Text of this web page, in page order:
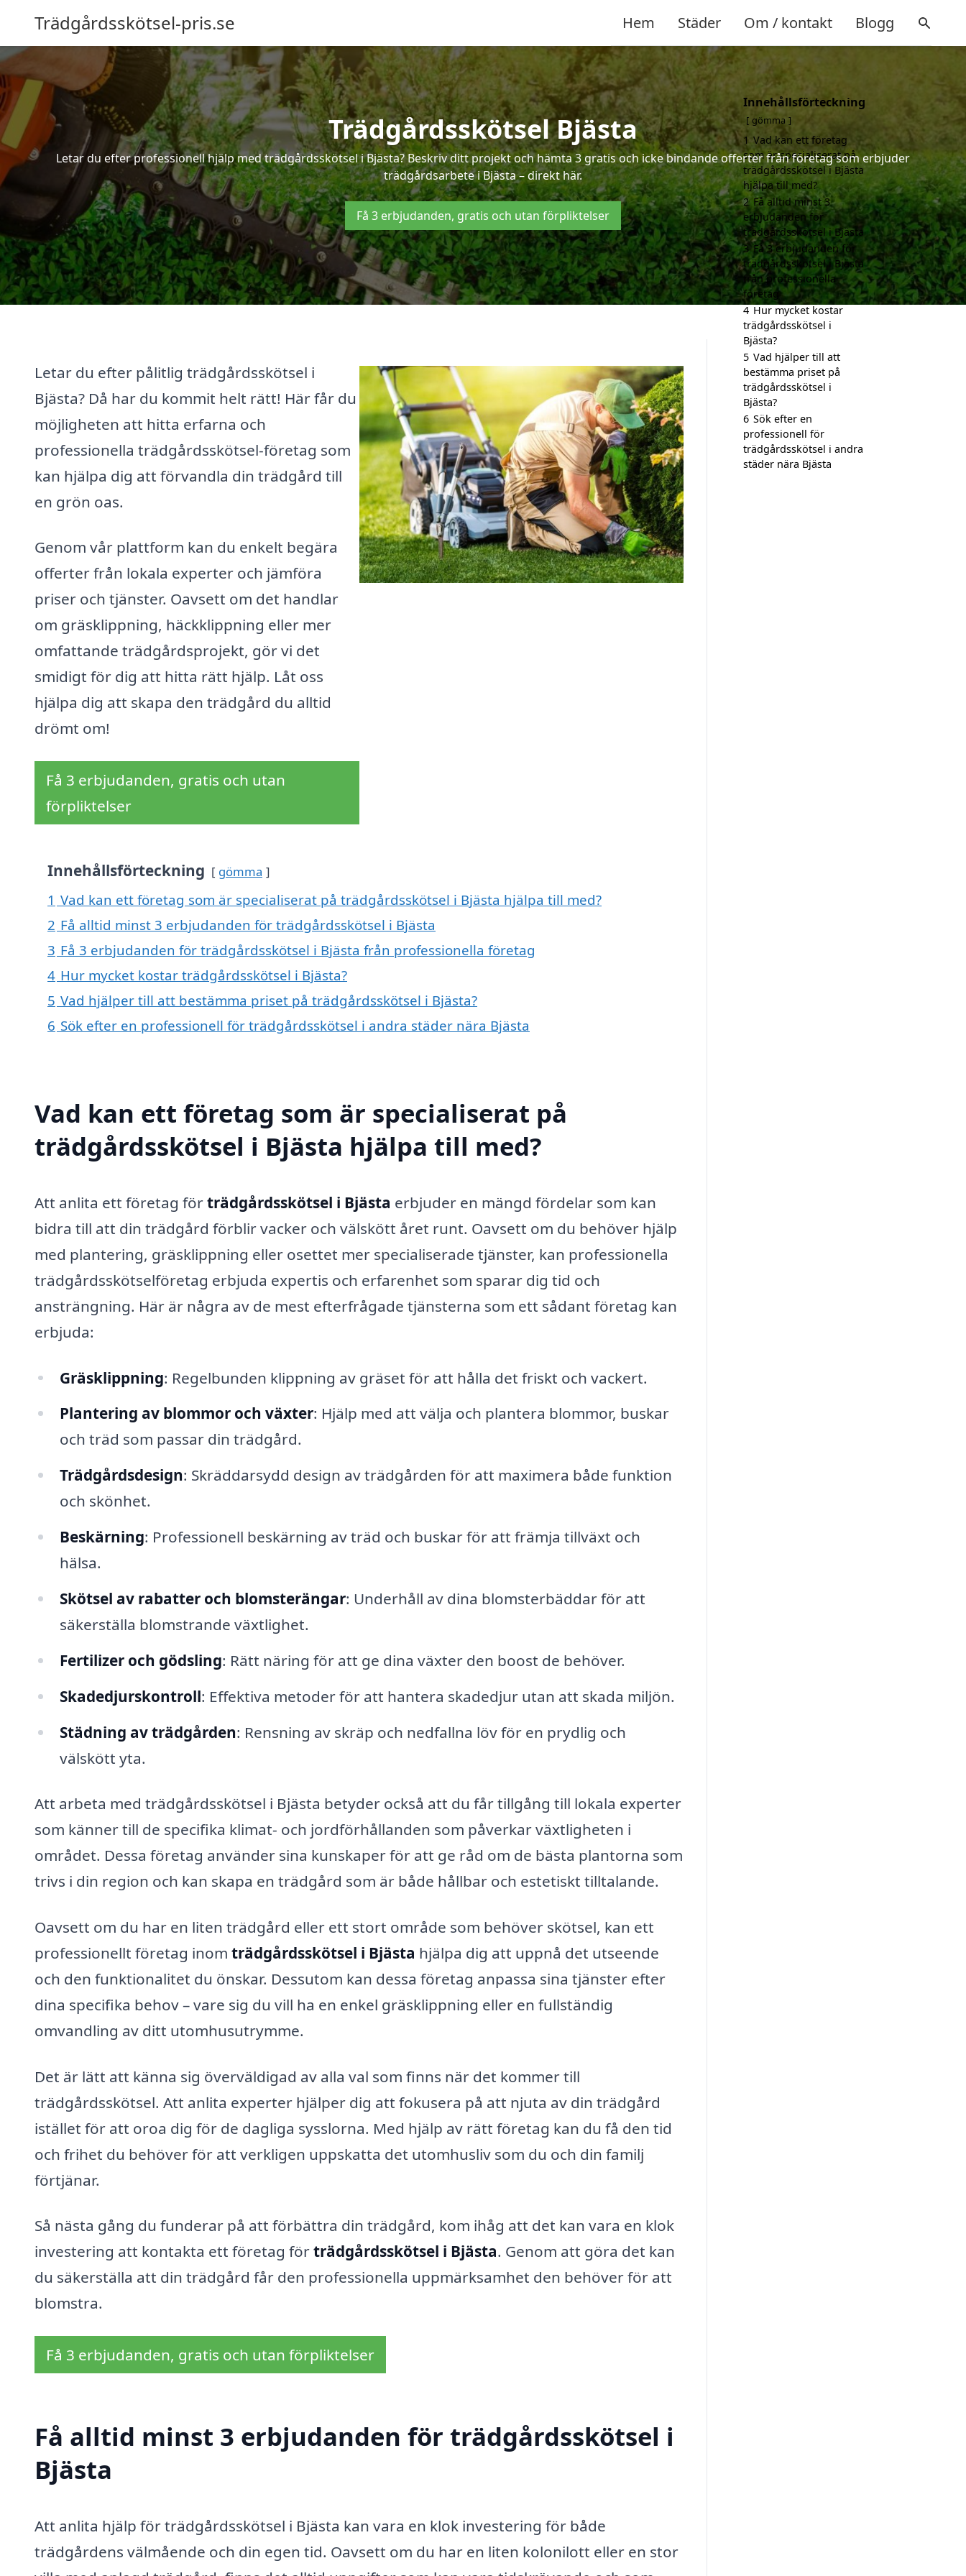
Trädgårdsskötsel-pris.se Hem Städer Om / kontakt Blogg
Trädgårdsskötsel Bjästa
Letar du efter professionell hjälp med trädgårdsskötsel i Bjästa? Beskriv ditt projekt och hämta 3 gratis och icke bindande offerter från företag som erbjuder
trädgårdsarbete i Bjästa – direkt här.
Få 3 erbjudanden, gratis och utan förpliktelser
Letar du efter pålitlig trädgårdsskötsel i
Bjästa? Då har du kommit helt rätt! Här får du
möjligheten att hitta erfarna och
professionella trädgårdsskötsel-företag som
kan hjälpa dig att förvandla din trädgård till
en grön oas.
Genom vår plattform kan du enkelt begära
offerter från lokala experter och jämföra
priser och tjänster. Oavsett om det handlar
om gräsklippning, häckklippning eller mer
omfattande trädgårdsprojekt, gör vi det
smidigt för dig att hitta rätt hjälp. Låt oss
hjälpa dig att skapa den trädgård du alltid
drömt om!
Få 3 erbjudanden, gratis och utan
förpliktelser
Innehållsförteckning gömma
1 Vad kan ett företag som är specialiserat på trädgårdsskötsel i Bjästa hjälpa till med?
2 Få alltid minst 3 erbjudanden för trädgårdsskötsel i Bjästa
3 Få 3 erbjudanden för trädgårdsskötsel i Bjästa från professionella företag
4 Hur mycket kostar trädgårdsskötsel i Bjästa?
5 Vad hjälper till att bestämma priset på trädgårdsskötsel i Bjästa?
6 Sök efter en professionell för trädgårdsskötsel i andra städer nära Bjästa
Vad kan ett företag som är specialiserat på
trädgårdsskötsel i Bjästa hjälpa till med?
Att anlita ett företag förträdgårdsskötsel i Bjästa erbjuder en mängd fördelar som kan
bidra till att din trädgård förblir vacker och välskött året runt. Oavsett om du behöver hjälp
med plantering, gräsklippning eller osettet mer specialiserade tjänster, kan professionella
trädgårdsskötselföretag erbjuda expertis och erfarenhet som sparar dig tid och
ansträngning. Här är några av de mest efterfrågade tjänsterna som ett sådant företag kan
erbjuda:
Gräsklippning: Regelbunden klippning av gräset för att hålla det friskt och vackert.
Plantering av blommor och växter: Hjälp med att välja och plantera blommor, buskar
och träd som passar din trädgård.
Trädgårdsdesign: Skräddarsydd design av trädgården för att maximera både funktion
och skönhet.
Beskärning: Professionell beskärning av träd och buskar för att främja tillväxt och
hälsa.
Skötsel av rabatter och blomsterängar: Underhåll av dina blomsterbäddar för att
säkerställa blomstrande växtlighet.
Fertilizer och gödsling: Rätt näring för att ge dina växter den boost de behöver.
Skadedjurskontroll: Effektiva metoder för att hantera skadedjur utan att skada miljön.
Städning av trädgården: Rensning av skräp och nedfallna löv för en prydlig och
välskött yta.
Att arbeta med trädgårdsskötsel i Bjästa betyder också att du får tillgång till lokala experter
som känner till de specifika klimat- och jordförhållanden som påverkar växtligheten i
området. Dessa företag använder sina kunskaper för att ge råd om de bästa plantorna som
trivs i din region och kan skapa en trädgård som är både hållbar och estetiskt tilltalande.
Oavsett om du har en liten trädgård eller ett stort område som behöver skötsel, kan ett
professionellt företag inom trädgårdsskötsel i Bjästa hjälpa dig att uppnå det utseende
och den funktionalitet du önskar. Dessutom kan dessa företag anpassa sina tjänster efter
dina specifika behov – vare sig du vill ha en enkel gräsklippning eller en fullständig
omvandling av ditt utomhusutrymme.
Det är lätt att känna sig överväldigad av alla val som finns när det kommer till
trädgårdsskötsel. Att anlita experter hjälper dig att fokusera på att njuta av din trädgård
istället för att oroa dig för de dagliga sysslorna. Med hjälp av rätt företag kan du få den tid
och frihet du behöver för att verkligen uppskatta det utomhusliv som du och din familj
förtjänar.
Så nästa gång du funderar på att förbättra din trädgård, kom ihåg att det kan vara en klok
investering att kontakta ett företag förträdgårdsskötsel i Bjästa. Genom att göra det kan
du säkerställa att din trädgård får den professionella uppmärksamhet den behöver för att
blomstra.
Få 3 erbjudanden, gratis och utan förpliktelser
Få alltid minst 3 erbjudanden för trädgårdsskötsel i
Bjästa
Att anlita hjälp för trädgårdsskötsel i Bjästa kan vara en klok investering för både
trädgårdens välmående och din egen tid. Oavsett om du har en liten kolonilott eller en stor
Innehållsförteckning
gömma
1 Vad kan ett företag
som är specialiserat på
trädgårdsskötsel i Bjästa
hjälpa till med?
2 Få alltid minst 3
erbjudanden för
trädgårdsskötsel i Bjästa
3 Få 3 erbjudanden för
trädgårdsskötsel i Bjästa
från professionella
företag
4 Hur mycket kostar
trädgårdsskötsel i
Bjästa?
5 Vad hjälper till att
bestämma priset på
trädgårdsskötsel i
Bjästa?
6 Sök efter en
professionell för
trädgårdsskötsel i andra
städer nära Bjästa